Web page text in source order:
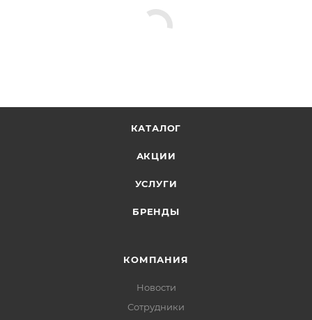
КАТАЛОГ
АКЦИИ
УСЛУГИ
БРЕНДЫ
КОМПАНИЯ
Новости
Сотрудники